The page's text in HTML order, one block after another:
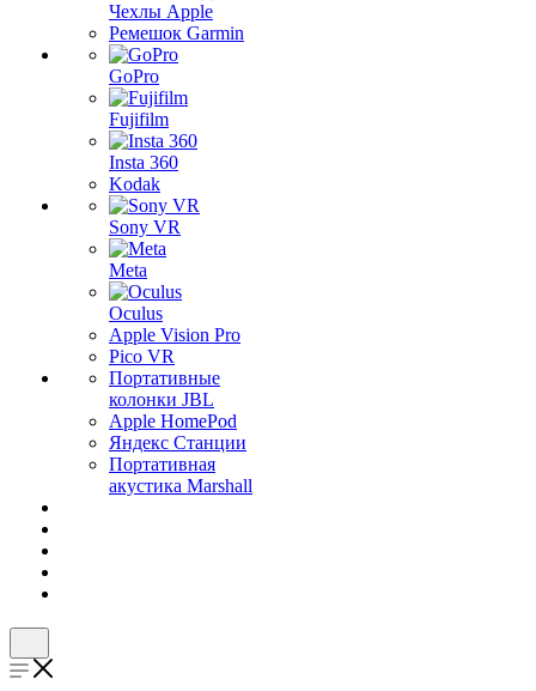
Чехлы Apple
Ремешок Garmin
GoPro
Fujifilm
Insta 360
Kodak
Sony VR
Meta
Oculus
Apple Vision Pro
Pico VR
Портативные
колонки JBL
Apple HomePod
Яндекс Станции
Портативная
акустика Marshall